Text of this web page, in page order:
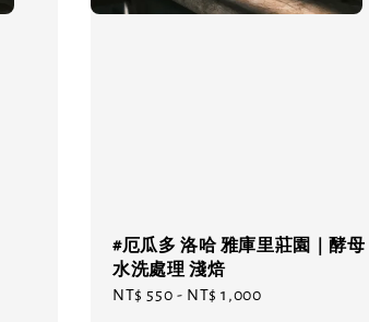
#厄瓜多 洛哈 雅庫里莊園｜酵母
水洗處理 淺焙
Regular
NT$ 550 - NT$ 1,000